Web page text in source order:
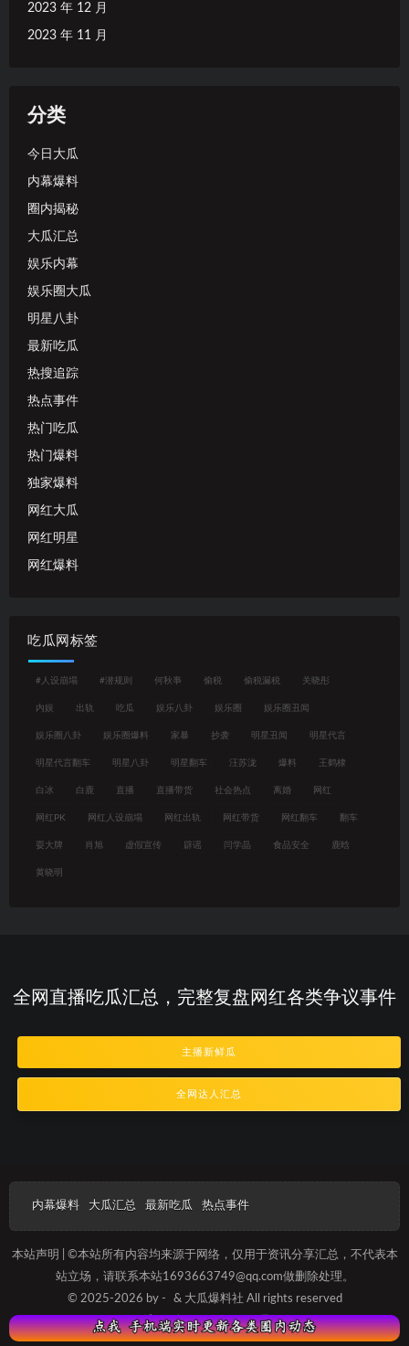
2023 年 12 月
2023 年 11 月
分类
今日大瓜
内幕爆料
圈内揭秘
大瓜汇总
娱乐内幕
娱乐圈大瓜
明星八卦
最新吃瓜
热搜追踪
热点事件
热门吃瓜
热门爆料
独家爆料
网红大瓜
网红明星
网红爆料
吃瓜网标签
#人设崩塌 #潜规则 何秋亊 偷税 偷税漏税 关晓彤
内娱 出轨 吃瓜 娱乐八卦 娱乐圈 娱乐圈丑闻
娱乐圈八卦 娱乐圈爆料 家暴 抄袭 明星丑闻 明星代言
明星代言翻车 明星八卦 明星翻车 汪苏泷 爆料 王鹤棣
白冰 白鹿 直播 直播带货 社会热点 离婚 网红
网红PK 网红人设崩塌 网红出轨 网红带货 网红翻车 翻车
耍大牌 肖旭 虚假宣传 辟谣 闫学晶 食品安全 鹿晗
黄晓明
全网直播吃瓜汇总，完整复盘网红各类争议事件
主播新鲜瓜
全网达人汇总
内幕爆料 大瓜汇总 最新吃瓜 热点事件
本站声明 | ©本站所有内容均来源于网络，仅用于资讯分享汇总，不代表本
站立场，请联系本站1693663749@qq.com做删除处理。
© 2025-2026 by -
& 大瓜爆料社 All rights reserved
沪ICP备2023013657号